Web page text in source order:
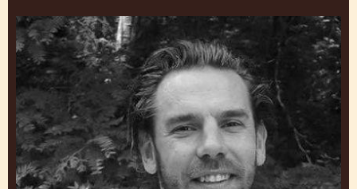
Hidde
de
Brabander